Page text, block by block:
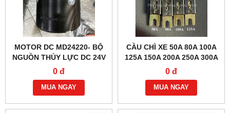
MOTOR DC MD24220- BỘ
NGUỒN THỦY LỰC DC 24V
2.2KW
0 đ
MUA NGAY
CẦU CHÌ XE 50A 80A 100A
125A 150A 200A 250A 300A
0 đ
MUA NGAY